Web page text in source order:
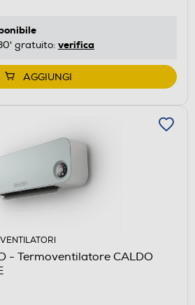
gratuito: verifica
AGGIUNGI
- Termoventilatore CALDO